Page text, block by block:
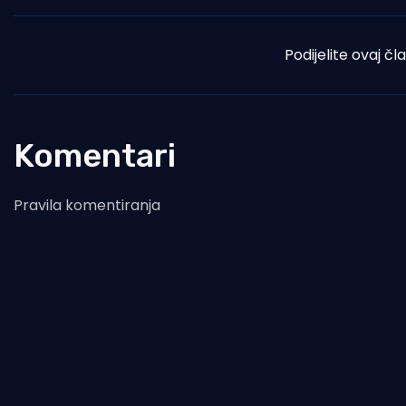
Podijelite ovaj
Komentari
Pravila komentiranja